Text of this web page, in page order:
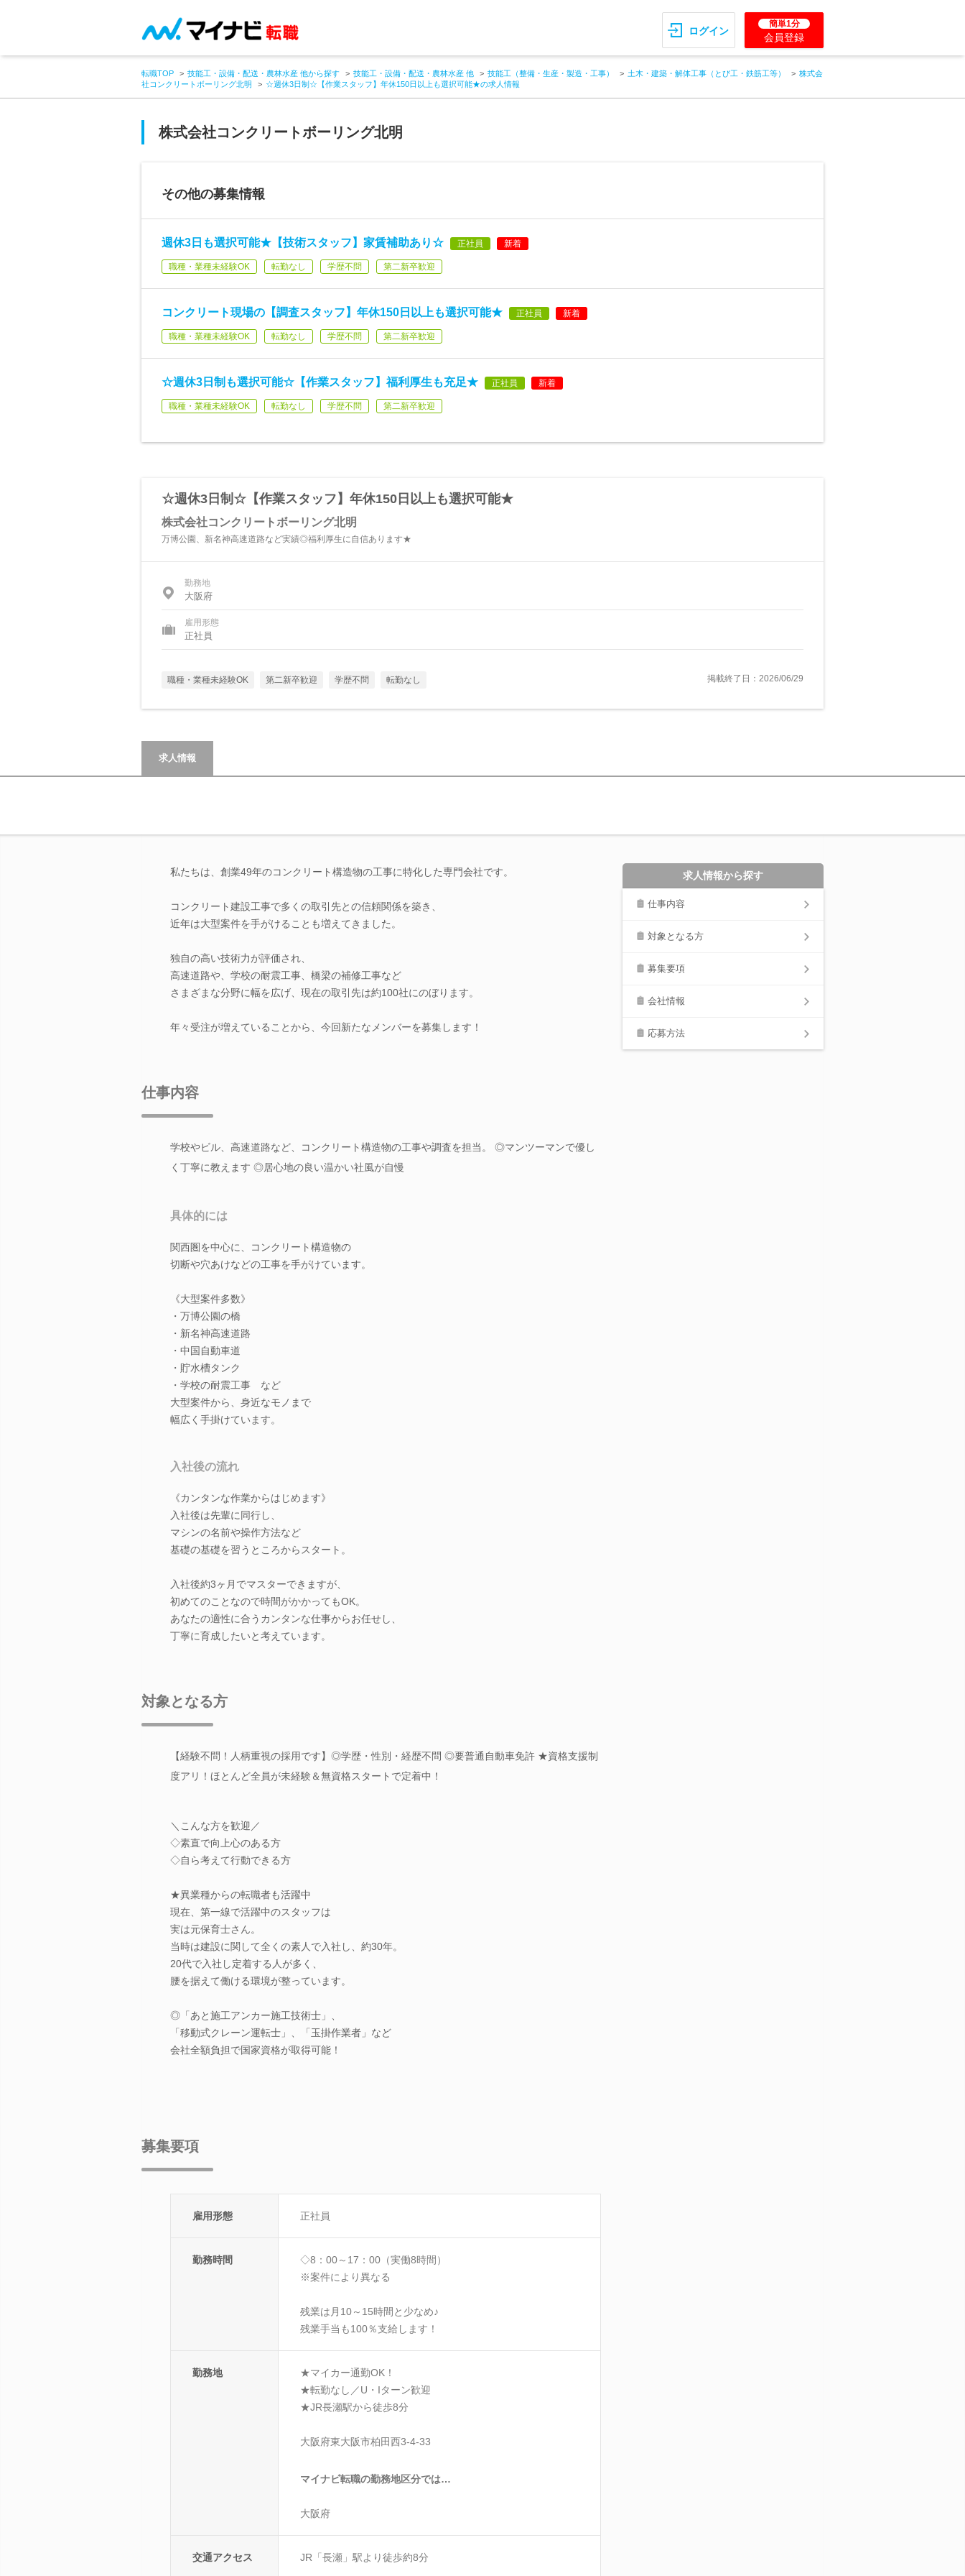
ログイン
簡単1分
会員登録
転職TOP 技能工・設備・配送・農林水産 他から探す 技能工・設備・配送・農林水産 他 技能工（整備・生産・製造・工事） 土木・建築・解体工事（とび工・鉄筋工等）
株式会
社コンクリートボーリング北明
☆週休3日制☆【作業スタッフ】年休150日以上も選択可能★の求人情報
株式会社コンクリートボーリング北明
その他の募集情報
週休3日も選択可能★【技術スタッフ】家賃補助あり☆ 正社員 新着
職種・業種未経験OK 転勤なし 学歴不問 第二新卒歓迎
コンクリート現場の【調査スタッフ】年休150日以上も選択可能★ 正社員 新着
職種・業種未経験OK 転勤なし 学歴不問 第二新卒歓迎
☆週休3日制も選択可能☆【作業スタッフ】福利厚生も充足★ 正社員 新着
職種・業種未経験OK 転勤なし 学歴不問 第二新卒歓迎
☆週休3日制☆【作業スタッフ】年休150日以上も選択可能★
株式会社コンクリートボーリング北明
万博公園、新名神高速道路など実績◎福利厚生に自信あります★
勤務地
大阪府
雇用形態
正社員
職種・業種未経験OK 第二新卒歓迎 学歴不問 転勤なし 掲載終了日：2026/06/29
求人情報
私たちは、創業49年のコンクリート構造物の工事に特化した専門会社です。
コンクリート建設工事で多くの取引先との信頼関係を築き、
近年は大型案件を手がけることも増えてきました。
独自の高い技術力が評価され、
高速道路や、学校の耐震工事、橋梁の補修工事など
さまざまな分野に幅を広げ、現在の取引先は約100社にのぼります。
年々受注が増えていることから、今回新たなメンバーを募集します！
仕事内容
学校やビル、高速道路など、コンクリート構造物の工事や調査を担当。 ◎マンツーマンで優し
く丁寧に教えます ◎居心地の良い温かい社風が自慢
具体的には
関西圏を中心に、コンクリート構造物の
切断や穴あけなどの工事を手がけています。
《大型案件多数》
・万博公園の橋
・新名神高速道路
・中国自動車道
・貯水槽タンク
・学校の耐震工事 など
大型案件から、身近なモノまで
幅広く手掛けています。
入社後の流れ
《カンタンな作業からはじめます》
入社後は先輩に同行し、
マシンの名前や操作方法など
基礎の基礎を習うところからスタート。
入社後約3ヶ月でマスターできますが、
初めてのことなので時間がかかってもOK。
あなたの適性に合うカンタンな仕事からお任せし、
丁寧に育成したいと考えています。
対象となる方
【経験不問！人柄重視の採用です】◎学歴・性別・経歴不問 ◎要普通自動車免許 ★資格支援制
度アリ！ほとんど全員が未経験＆無資格スタートで定着中！
＼こんな方を歓迎／
◇素直で向上心のある方
◇自ら考えて行動できる方
★異業種からの転職者も活躍中
現在、第一線で活躍中のスタッフは
実は元保育士さん。
当時は建設に関して全くの素人で入社し、約30年。
20代で入社し定着する人が多く、
腰を据えて働ける環境が整っています。
◎「あと施工アンカー施工技術士」、
「移動式クレーン運転士」、「玉掛作業者」など
会社全額負担で国家資格が取得可能！
募集要項
雇用形態 正社員
勤務時間
◇8：00～17：00（実働8時間）
※案件により異なる
残業は月10～15時間と少なめ♪
残業手当も100％支給します！
勤務地
★マイカー通勤OK！
★転勤なし／U・Iターン歓迎
★JR長瀬駅から徒歩8分
大阪府東大阪市柏田西3-4-33
マイナビ転職の勤務地区分では…
大阪府
交通アクセス JR「長瀬」駅より徒歩約8分
求人情報から探す
仕事内容
対象となる方
募集要項
会社情報
応募方法